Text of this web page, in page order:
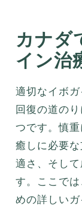
カナダ
イン治
適切なイボ
回復の道の
つです。慎
癒しに必要
適さ、そし
す。ここで
めの詳しいガ